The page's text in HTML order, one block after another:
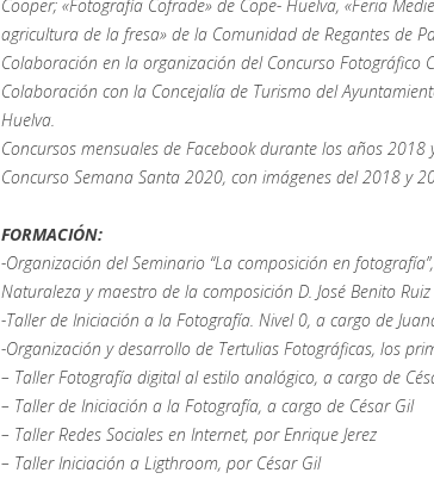
Cooper; «Fotografía Cofrade» de Cope- Huelva, «Feria
agricultura de la fresa» de la Comunidad de Regantes de
Colaboración en la organización del Concurso Fotográfico
Colaboración con la Concejalía de Turismo del
Huelva.
Concursos mensuales de Facebook durante los años 2018
Concurso Semana Santa 2020, con imágenes del 2018 y
FORMACIÓN:
-Organización del Seminario “La composición en
Naturaleza y maestro de la composición D. José Benito Ruiz
-Taller de Iniciación a la Fotografía. Nivel 0, a cargo de
-Organización y desarrollo de Tertulias Fotográficas, los
– Taller Fotografía digital al estilo analógico, a cargo de
– Taller de Iniciación a la Fotografía, a cargo de César Gil
– Taller Redes Sociales en Internet, por Enrique Jerez
– Taller Iniciación a Ligthroom, por César Gil